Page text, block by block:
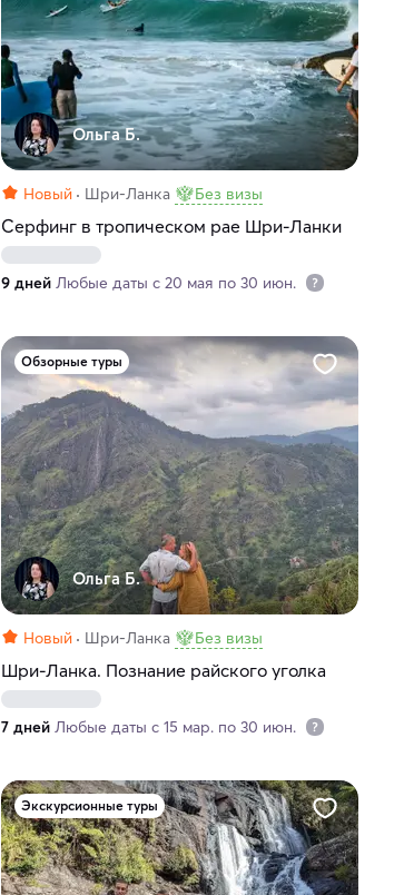
Ольга Б.
Новый Шри-Ланка Без визы
Серфинг в тропическом рае Шри-Ланки
9 дней Любые даты с 20 мая по 30 июн.
Обзорные туры
Ольга Б.
Новый Шри-Ланка Без визы
Шри-Ланка. Познание райского уголка
7 дней Любые даты с 15 мар. по 30 июн.
Экскурсионные туры